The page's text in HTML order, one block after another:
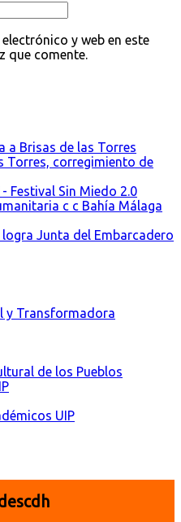
y web en este
que comente.
a Brisas de las Torres
Torres, corregimiento de
Festival Sin Miedo 2.0
c c Bahía Málaga
Junta del Embarcadero
y Transformadora
de los Pueblos
UIP